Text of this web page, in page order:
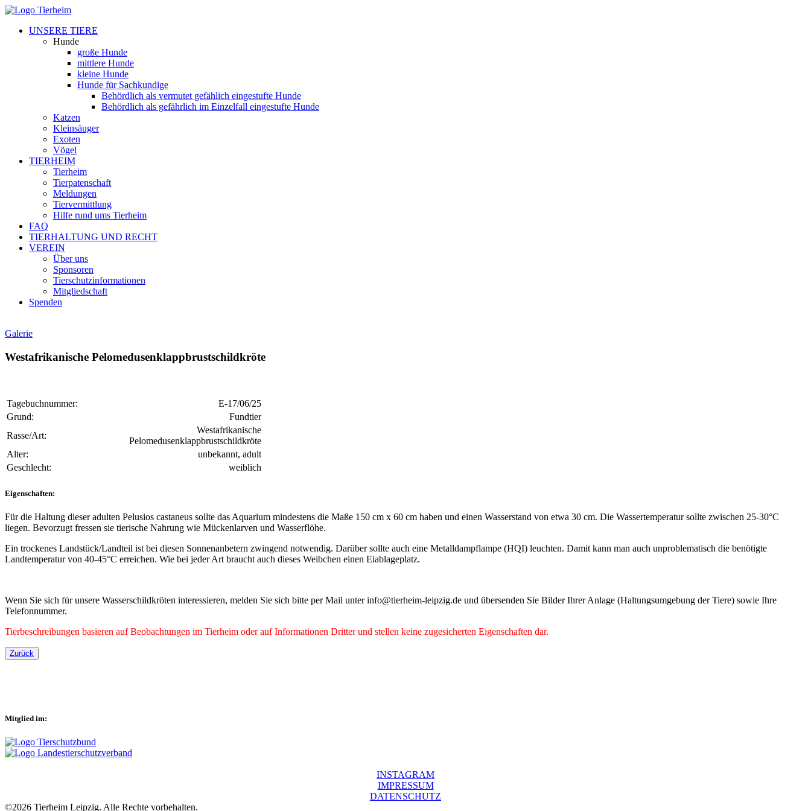
UNSERE TIERE
Hunde
große Hunde
mittlere Hunde
kleine Hunde
Hunde für Sachkundige
Behördlich als vermutet gefählich eingestufte Hunde
Behördlich als gefährlich im Einzelfall eingestufte Hunde
Katzen
Kleinsäuger
Exoten
Vögel
TIERHEIM
Tierheim
Tierpatenschaft
Meldungen
Tiervermittlung
Hilfe rund ums Tierheim
FAQ
TIERHALTUNG UND RECHT
VEREIN
Über uns
Sponsoren
Tierschutzinformationen
Mitgliedschaft
Spenden
Galerie
Westafrikanische Pelomedusenklappbrustschildkröte
Tagebuchnummer:
E-17/06/25
Grund:
Fundtier
Rasse/Art:
Westafrikanische
Pelomedusenklappbrustschildkröte
Alter:
unbekannt, adult
Geschlecht:
weiblich
Eigenschaften:
Für die Haltung dieser adulten Pelusios castaneus sollte das Aquarium mindestens die Maße 150 cm x 60 cm haben und einen Wasserstand von etwa 30 cm. Die Wassertemperatur sollte zwischen 25-30°C
liegen. Bevorzugt fressen sie tierische Nahrung wie Mückenlarven und Wasserflöhe.
Ein trockenes Landstück/Landteil ist bei diesen Sonnenanbetern zwingend notwendig. Darüber sollte auch eine Metalldampflampe (HQI) leuchten. Damit kann man auch unproblematisch die benötigte
Landtemperatur von 40-45°C erreichen. Wie bei jeder Art braucht auch dieses Weibchen einen Eiablageplatz.
Wenn Sie sich für unsere Wasserschildkröten interessieren, melden Sie sich bitte per Mail unter info@tierheim-leipzig.de und übersenden Sie Bilder Ihrer Anlage (Haltungsumgebung der Tiere) sowie Ihre
Telefonnummer.
Tierbeschreibungen basieren auf Beobachtungen im Tierheim oder auf Informationen Dritter und stellen keine zugesicherten Eigenschaften dar.
Zurück
Mitglied im:
INSTAGRAM
IMPRESSUM
DATENSCHUTZ
©2026 Tierheim Leipzig. Alle Rechte vorbehalten.